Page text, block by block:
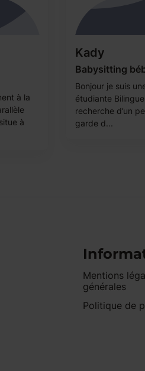
à la
à
Kady
Babysitting
Bonjour je suis
étudiante
recherche d’un
garde d...
Mentions
générales
Politique de